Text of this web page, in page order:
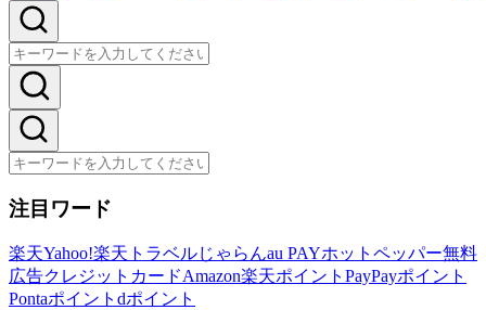
注目ワード
楽天Yahoo!楽天トラベルじゃらんau PAYホットペッパー無料
広告クレジットカードAmazon楽天ポイント PayPayポイント
Pontaポイント dポイント